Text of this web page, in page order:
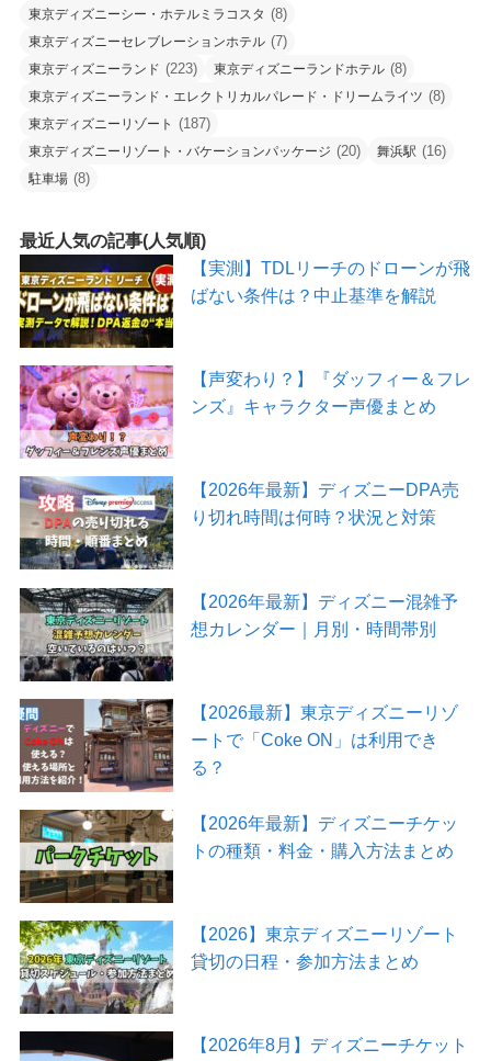
東京ディズニーシー・ホテルミラコスタ (8)
東京ディズニーセレブレーションホテル (7)
東京ディズニーランド (223) 東京ディズニーランドホテル (8)
東京ディズニーランド・エレクトリカルパレード・ドリームライツ (8)
東京ディズニーリゾート (187)
東京ディズニーリゾート・バケーションパッケージ (20) 舞浜駅 (16)
駐車場 (8)
最近人気の記事(人気順)
【実測】TDLリーチのドローンが飛
ばない条件は？中止基準を解説
【声変わり？】『ダッフィー＆フレ
ンズ』キャラクター声優まとめ
【2026年最新】ディズニーDPA売
り切れ時間は何時？状況と対策
【2026年最新】ディズニー混雑予
想カレンダー｜月別・時間帯別
【2026最新】東京ディズニーリゾ
ートで「Coke ON」は利用でき
る？
【2026年最新】ディズニーチケッ
トの種類・料金・購入方法まとめ
【2026】東京ディズニーリゾート
貸切の日程・参加方法まとめ
【2026年8月】ディズニーチケット